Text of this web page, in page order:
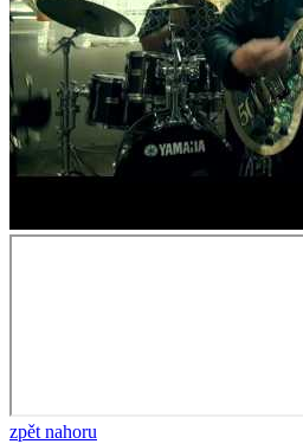
zpět nahoru